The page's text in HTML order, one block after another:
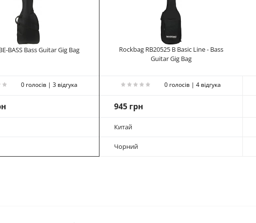
BASS Bass Guitar Gig Bag
Rockbag RB20525 B Basic Line - Bass
Guitar Gig Bag
0 голосів | 3 відгука 0 голосів | 4 відгука
945 грн
Китай
Чорний